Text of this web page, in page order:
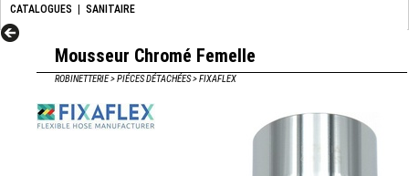
CATALOGUES SANITAIRE